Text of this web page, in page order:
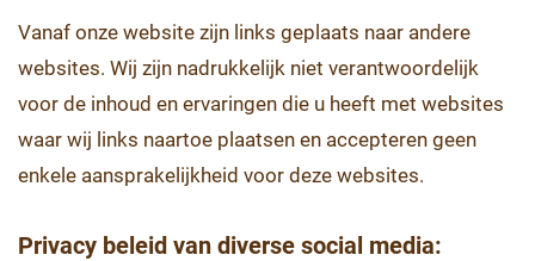
Vanaf onze website zijn links geplaats naar andere
websites. Wij zijn nadrukkelijk niet verantwoordelijk
voor de inhoud en ervaringen die u heeft met websites
waar wij links naartoe plaatsen en accepteren geen
enkele aansprakelijkheid voor deze websites.
Privacy beleid van diverse social media: